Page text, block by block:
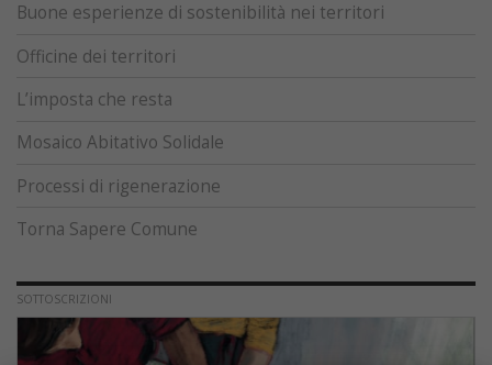
Buone esperienze di sostenibilità nei territori
Officine dei territori
L’imposta che resta
Mosaico Abitativo Solidale
Processi di rigenerazione
Torna Sapere Comune
SOTTOSCRIZIONI